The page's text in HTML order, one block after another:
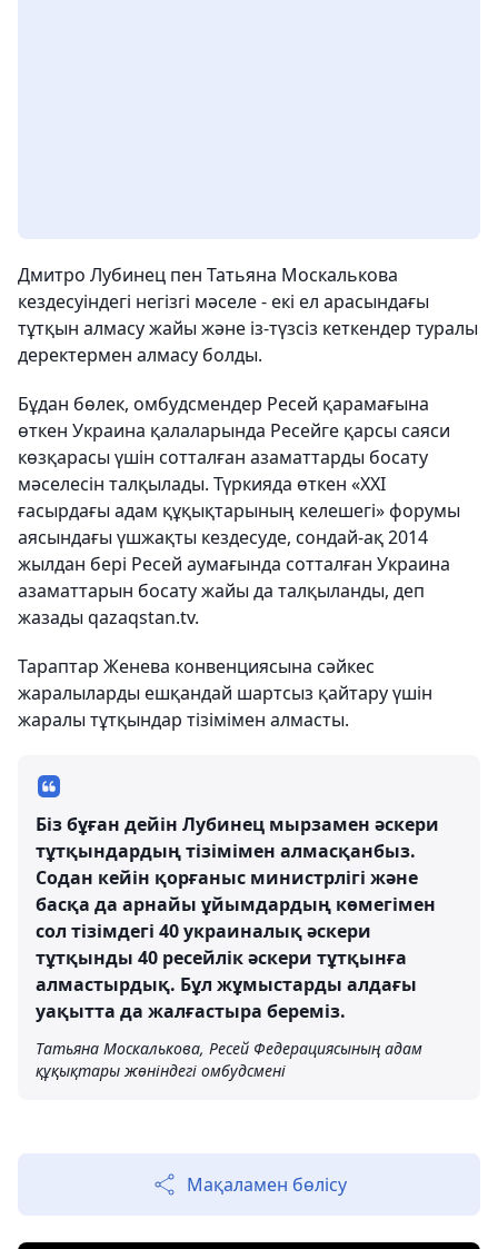
Дмитро Лубинец пен Татьяна Москалькова
кездесуіндегі негізгі мәселе - екі ел арасындағы
тұтқын алмасу жайы және із-түзсіз кеткендер туралы
деректермен алмасу болды.
Бұдан бөлек, омбудсмендер Ресей қарамағына
өткен Украина қалаларында Ресейге қарсы саяси
көзқарасы үшін сотталған азаматтарды босату
мәселесін талқылады. Түркияда өткен «XXI
ғасырдағы адам құқықтарының келешегі» форумы
аясындағы үшжақты кездесуде, сондай-ақ 2014
жылдан бері Ресей аумағында сотталған Украина
азаматтарын босату жайы да талқыланды, деп
жазады qazaqstan.tv.
Тараптар Женева конвенциясына сәйкес
жаралыларды ешқандай шартсыз қайтару үшін
жаралы тұтқындар тізімімен алмасты.
Біз бұған дейін Лубинец мырзамен әскери
тұтқындардың тізімімен алмасқанбыз.
Содан кейін қорғаныс министрлігі және
басқа да арнайы ұйымдардың көмегімен
сол тізімдегі 40 украиналық әскери
тұтқынды 40 ресейлік әскери тұтқынға
алмастырдық. Бұл жұмыстарды алдағы
уақытта да жалғастыра береміз.
Татьяна Москалькова, Ресей Федерациясының адам
құқықтары жөніндегі омбудсмені
Мақаламен бөлісу